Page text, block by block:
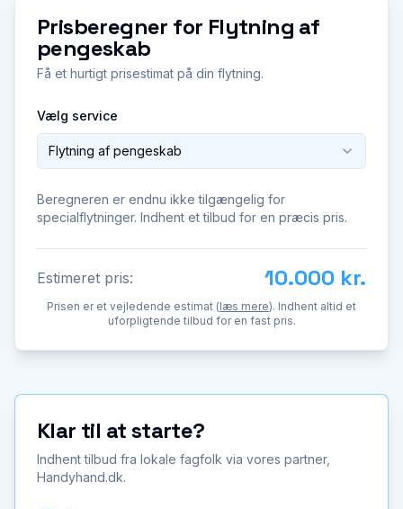
Prisberegner for Flytning af
pengeskab
Få et hurtigt prisestimat på din flytning.
Vælg service
Flytning af pengeskab
Beregneren er endnu ikke tilgængelig for
specialflytninger. Indhent et tilbud for en præcis pris.
Estimeret pris: 10.000 kr.
Prisen er et vejledende estimat (læs mere). Indhent altid et
uforpligtende tilbud for en fast pris.
Klar til at starte?
Indhent tilbud fra lokale fagfolk via vores partner,
Handyhand.dk.